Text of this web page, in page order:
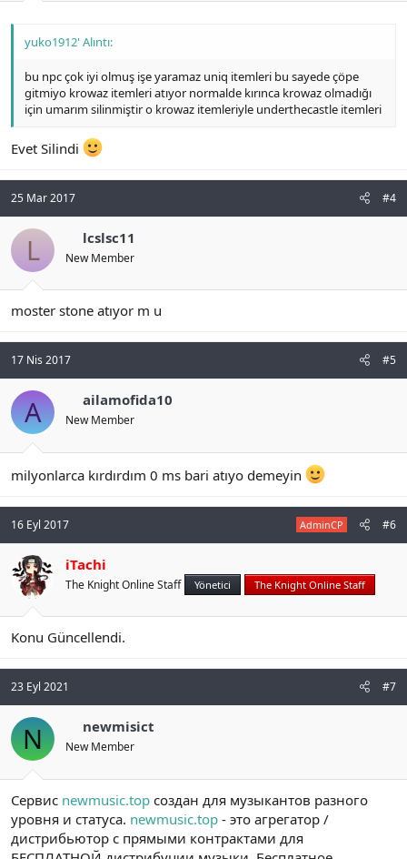
yuko1912' Alıntı:
bu npc çok iyi olmuş işe yaramaz uniq itemleri bu sayede çöpe
gitmiyo krowaz itemleri atıyor normalde kırınca krowaz olmadığı
için umarım silinmiştir o krowaz itemleriyle underthecastle itemleri
Evet Silindi
25 Mar 2017 #4
L lcslsc11
New Member
moster stone atıyor m u
17 Nis 2017 #5
A ailamofida10
New Member
milyonlarca kırdırdım 0 ms bari atıyo demeyin
16 Eyl 2017 AdminCP #6
iTachi
The Knight Online Staff Yönetici The Knight Online Staff
Konu Güncellendi.
23 Eyl 2021 #7
N newmisict
New Member
Сервис newmusic.top создан для музыкантов разного
уровня и статуса. newmusic.top - это агрегатор /
дистрибьютор с прямыми контрактами для